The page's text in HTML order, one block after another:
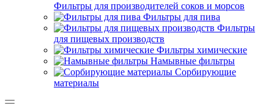
Фильтры для производителей соков и морсов
Фильтры для пива
Фильтры
для пищевых производств
Фильтры химические
Намывные фильтры
Сорбирующие
материалы